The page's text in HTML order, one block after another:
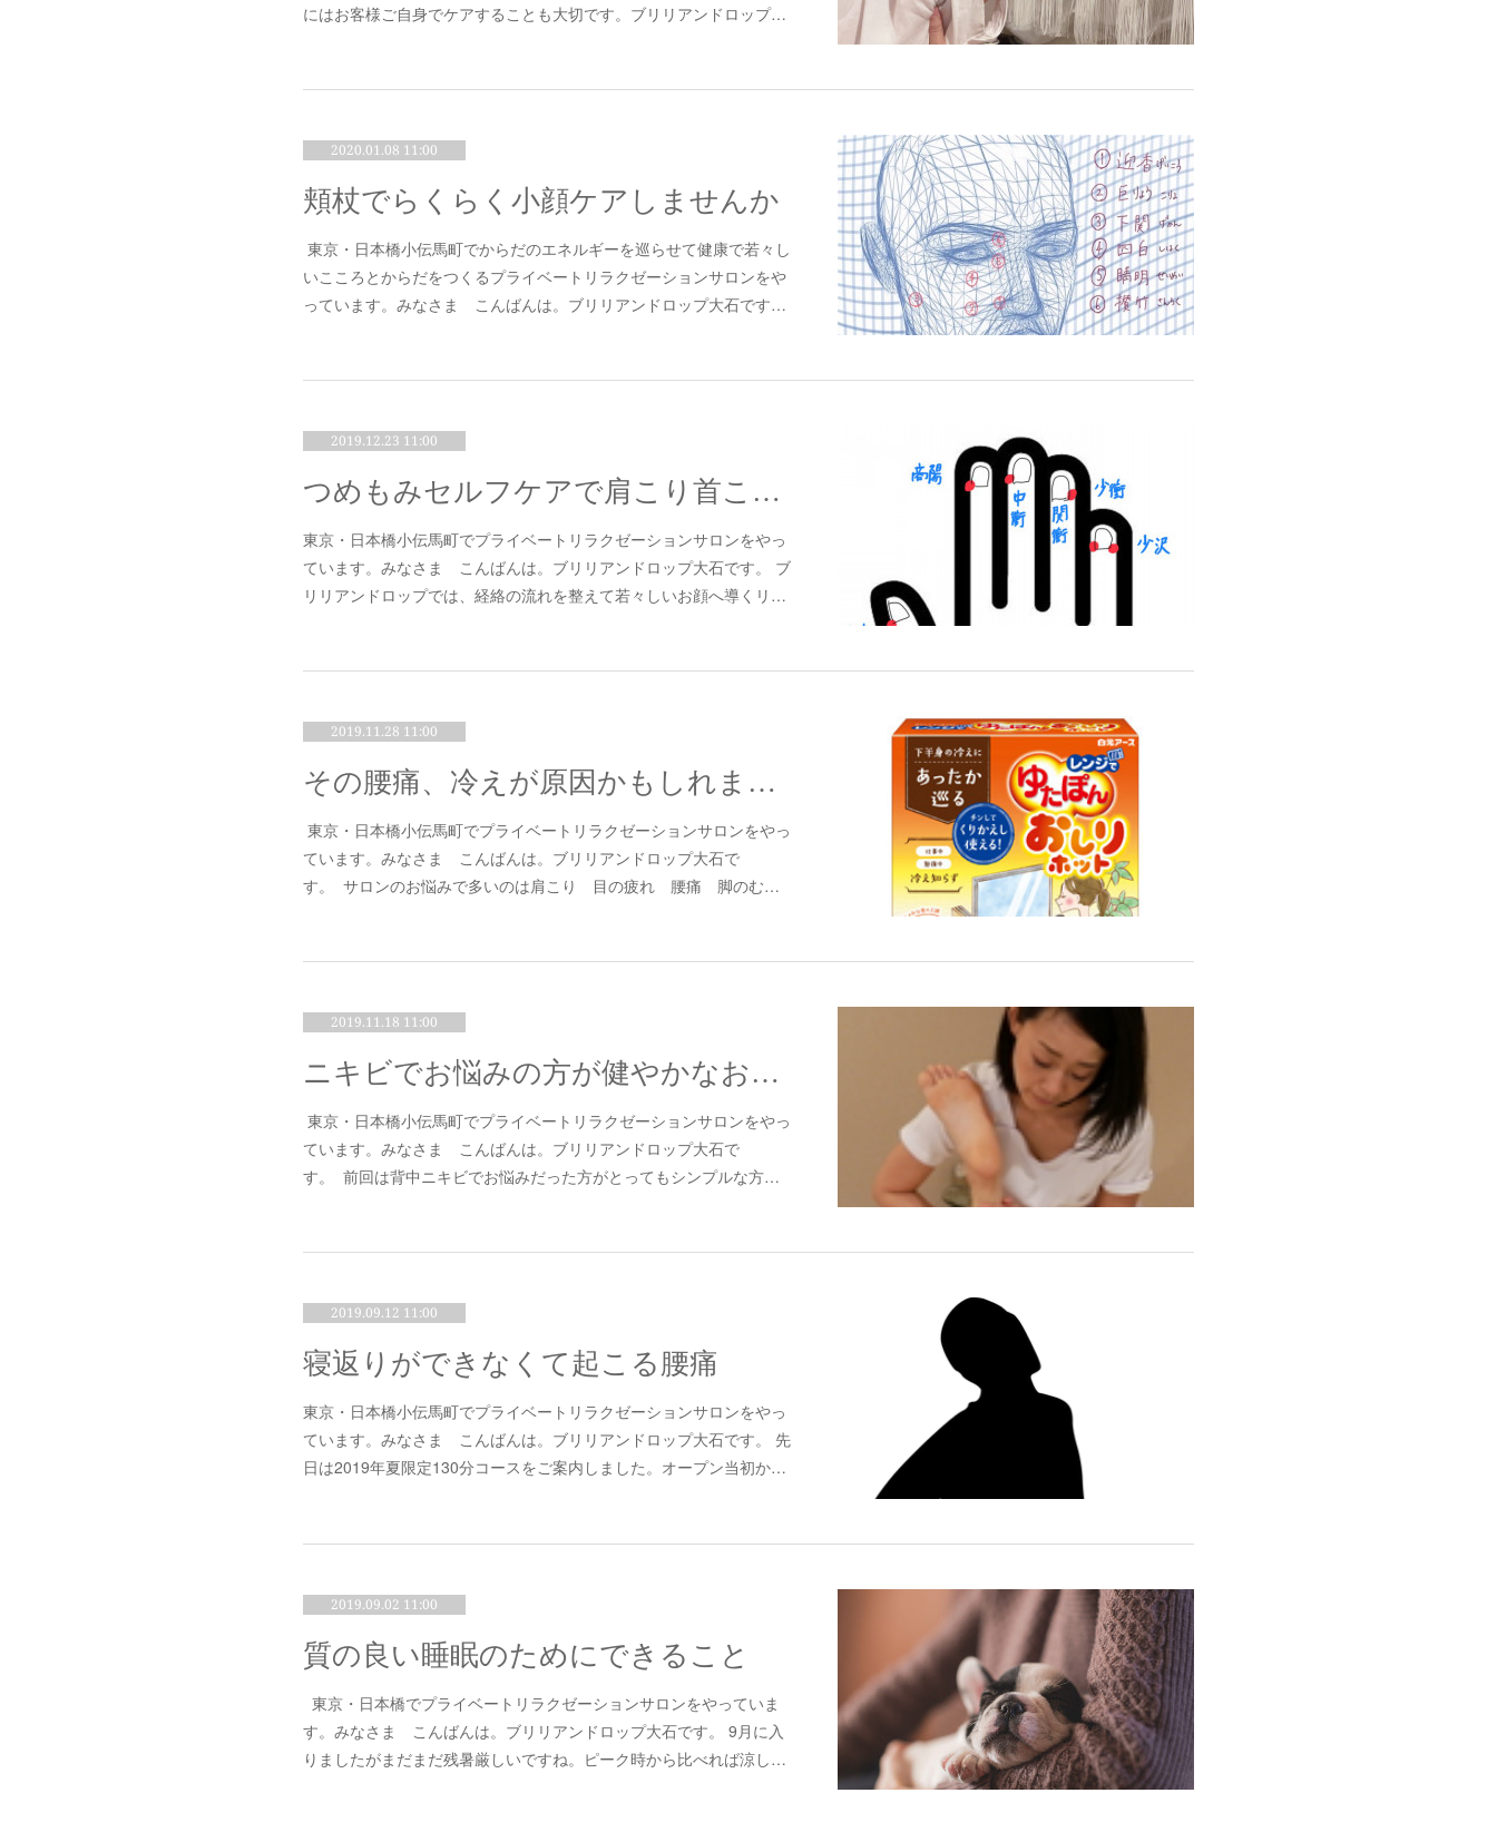
にはお客様ご自身でケアすることも大切です。ブリリアンドロップ…
2020.01.08 11:00
頬杖でらくらく小顔ケアしませんか
東京・日本橋小伝馬町でからだのエネルギーを巡らせて健康で若々し
いこころとからだをつくるプライベートリラクゼーションサロンをや
っています。みなさま こんばんは。ブリリアンドロップ大石です…
2019.12.23 11:00
つめもみセルフケアで肩こり首こりを和らげよう
東京・日本橋小伝馬町でプライベートリラクゼーションサロンをやっ
ています。みなさま こんばんは。ブリリアンドロップ大石です。 ブ
リリアンドロップでは、経絡の流れを整えて若々しいお顔へ導くリ…
2019.11.28 11:00
その腰痛、冷えが原因かもしれません～腰痛持ちさんのためのセルフケア～
東京・日本橋小伝馬町でプライベートリラクゼーションサロンをやっ
ています。みなさま こんばんは。ブリリアンドロップ大石で
す。 サロンのお悩みで多いのは肩こり 目の疲れ 腰痛 脚のむ…
2019.11.18 11:00
ニキビでお悩みの方が健やかなお肌つくりのために摂るべき食材とは
東京・日本橋小伝馬町でプライベートリラクゼーションサロンをやっ
ています。みなさま こんばんは。ブリリアンドロップ大石で
す。 前回は背中ニキビでお悩みだった方がとってもシンプルな方…
2019.09.12 11:00
寝返りができなくて起こる腰痛
東京・日本橋小伝馬町でプライベートリラクゼーションサロンをやっ
ています。みなさま こんばんは。ブリリアンドロップ大石です。 先
日は2019年夏限定130分コースをご案内しました。オープン当初か…
2019.09.02 11:00
質の良い睡眠のためにできること
東京・日本橋でプライベートリラクゼーションサロンをやっていま
す。みなさま こんばんは。ブリリアンドロップ大石です。 9月に入
りましたがまだまだ残暑厳しいですね。ピーク時から比べれば涼し…